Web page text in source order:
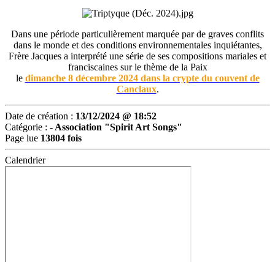
Dans une période particulièrement marquée par de graves conflits
dans le monde et des conditions environnementales inquiétantes,
Frère Jacques a interprété une série de ses compositions mariales et
franciscaines sur le thème de la Paix
le dimanche 8 décembre 2024 dans la crypte du couvent de
Canclaux.
Date de création : 13/12/2024 @ 18:52
Catégorie : - Association "Spirit Art Songs"
Page lue 13804 fois
Calendrier